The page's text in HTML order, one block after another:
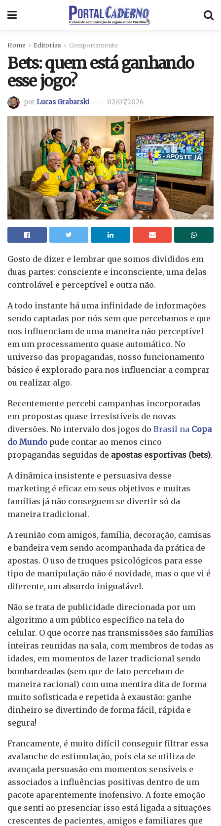
Home Editorias Comportamento
Bets: quem está ganhando
esse jogo?
por Lucas Grabarski 02/07/2026
Gosto de dizer e lembrar que somos divididos em
duas partes: consciente e inconsciente, uma delas
controlável e perceptível e outra não.
A todo instante há uma infinidade de informações
sendo captadas por nós sem que percebamos e que
nos influenciam de uma maneira não perceptível
em um processamento quase automático. No
universo das propagandas, nosso funcionamento
básico é explorado para nos influenciar a comprar
ou realizar algo.
Recentemente percebi campanhas incorporadas
em propostas quase irresistíveis de novas
diversões. No intervalo dos jogos do Brasil na Copa
do Mundo pude contar ao menos cinco
propagandas seguidas de apostas esportivas (bets).
A dinâmica insistente e persuasiva desse
marketing é eficaz em seus objetivos e muitas
famílias já não conseguem se divertir só da
maneira tradicional.
A reunião com amigos, família, decoração, camisas
e bandeira vem sendo acompanhada da prática de
apostas. O uso de truques psicológicos para esse
tipo de manipulação não é novidade, mas o que vi é
diferente, um absurdo inigualável.
Não se trata de publicidade direcionada por um
algoritmo a um público específico na tela do
celular. O que ocorre nas transmissões são famílias
inteiras reunidas na sala, com membros de todas as
idades, em momentos de lazer tradicional sendo
bombardeadas (sem que de fato percebam de
maneira racional) com uma mentira dita de forma
muito sofisticada e repetida à exaustão: ganhe
dinheiro se divertindo de forma fácil, rápida e
segura!
Francamente, é muito difícil conseguir filtrar essa
avalanche de estimulação, pois ela se utiliza de
avançada persuasão em momentos sensíveis e
associados a influências positivas dentro de um
pacote aparentemente inofensivo. A forte emoção
que senti ao presenciar isso está ligada a situações
crescentes de pacientes, amigos e familiares que